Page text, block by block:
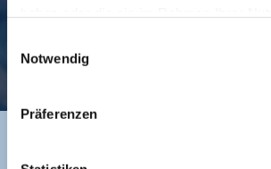
Notwendig
Präferenzen